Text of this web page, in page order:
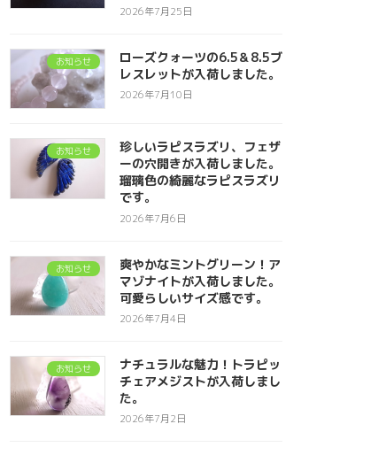
2026年7月25日
お知らせ
ローズクォーツの6.5＆8.5ブ
レスレットが入荷しました。
2026年7月10日
お知らせ
珍しいラピスラズリ、フェザ
ーの穴開きが入荷しました。
瑠璃色の綺麗なラピスラズリ
です。
2026年7月6日
お知らせ
爽やかなミントグリーン！ア
マゾナイトが入荷しました。
可愛らしいサイズ感です。
2026年7月4日
お知らせ
ナチュラルな魅力！トラピッ
チェアメジストが入荷しまし
た。
2026年7月2日